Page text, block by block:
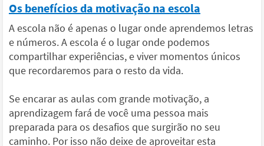
Os benefícios da motivação na escola
A escola não é apenas o lugar onde aprendemos letras
e números. A escola é o lugar onde podemos
compartilhar experiências, e viver momentos únicos
que recordaremos para o resto da vida.
Se encarar as aulas com grande motivação, a
aprendizagem fará de você uma pessoa mais
preparada para os desafios que surgirão no seu
caminho. Por isso não deixe de aproveitar esta